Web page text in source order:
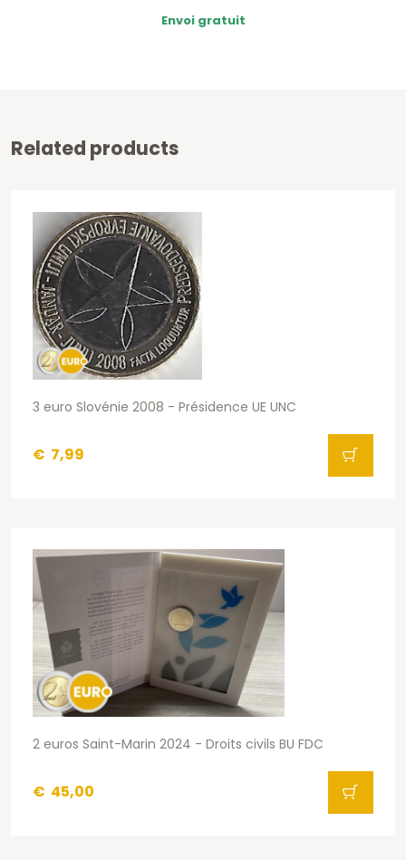
Envoi gratuit
Related products
3 euro Slovénie 2008 - Présidence UE UNC
€ 7,99
2 euros Saint-Marin 2024 - Droits civils BU FDC
€ 45,00